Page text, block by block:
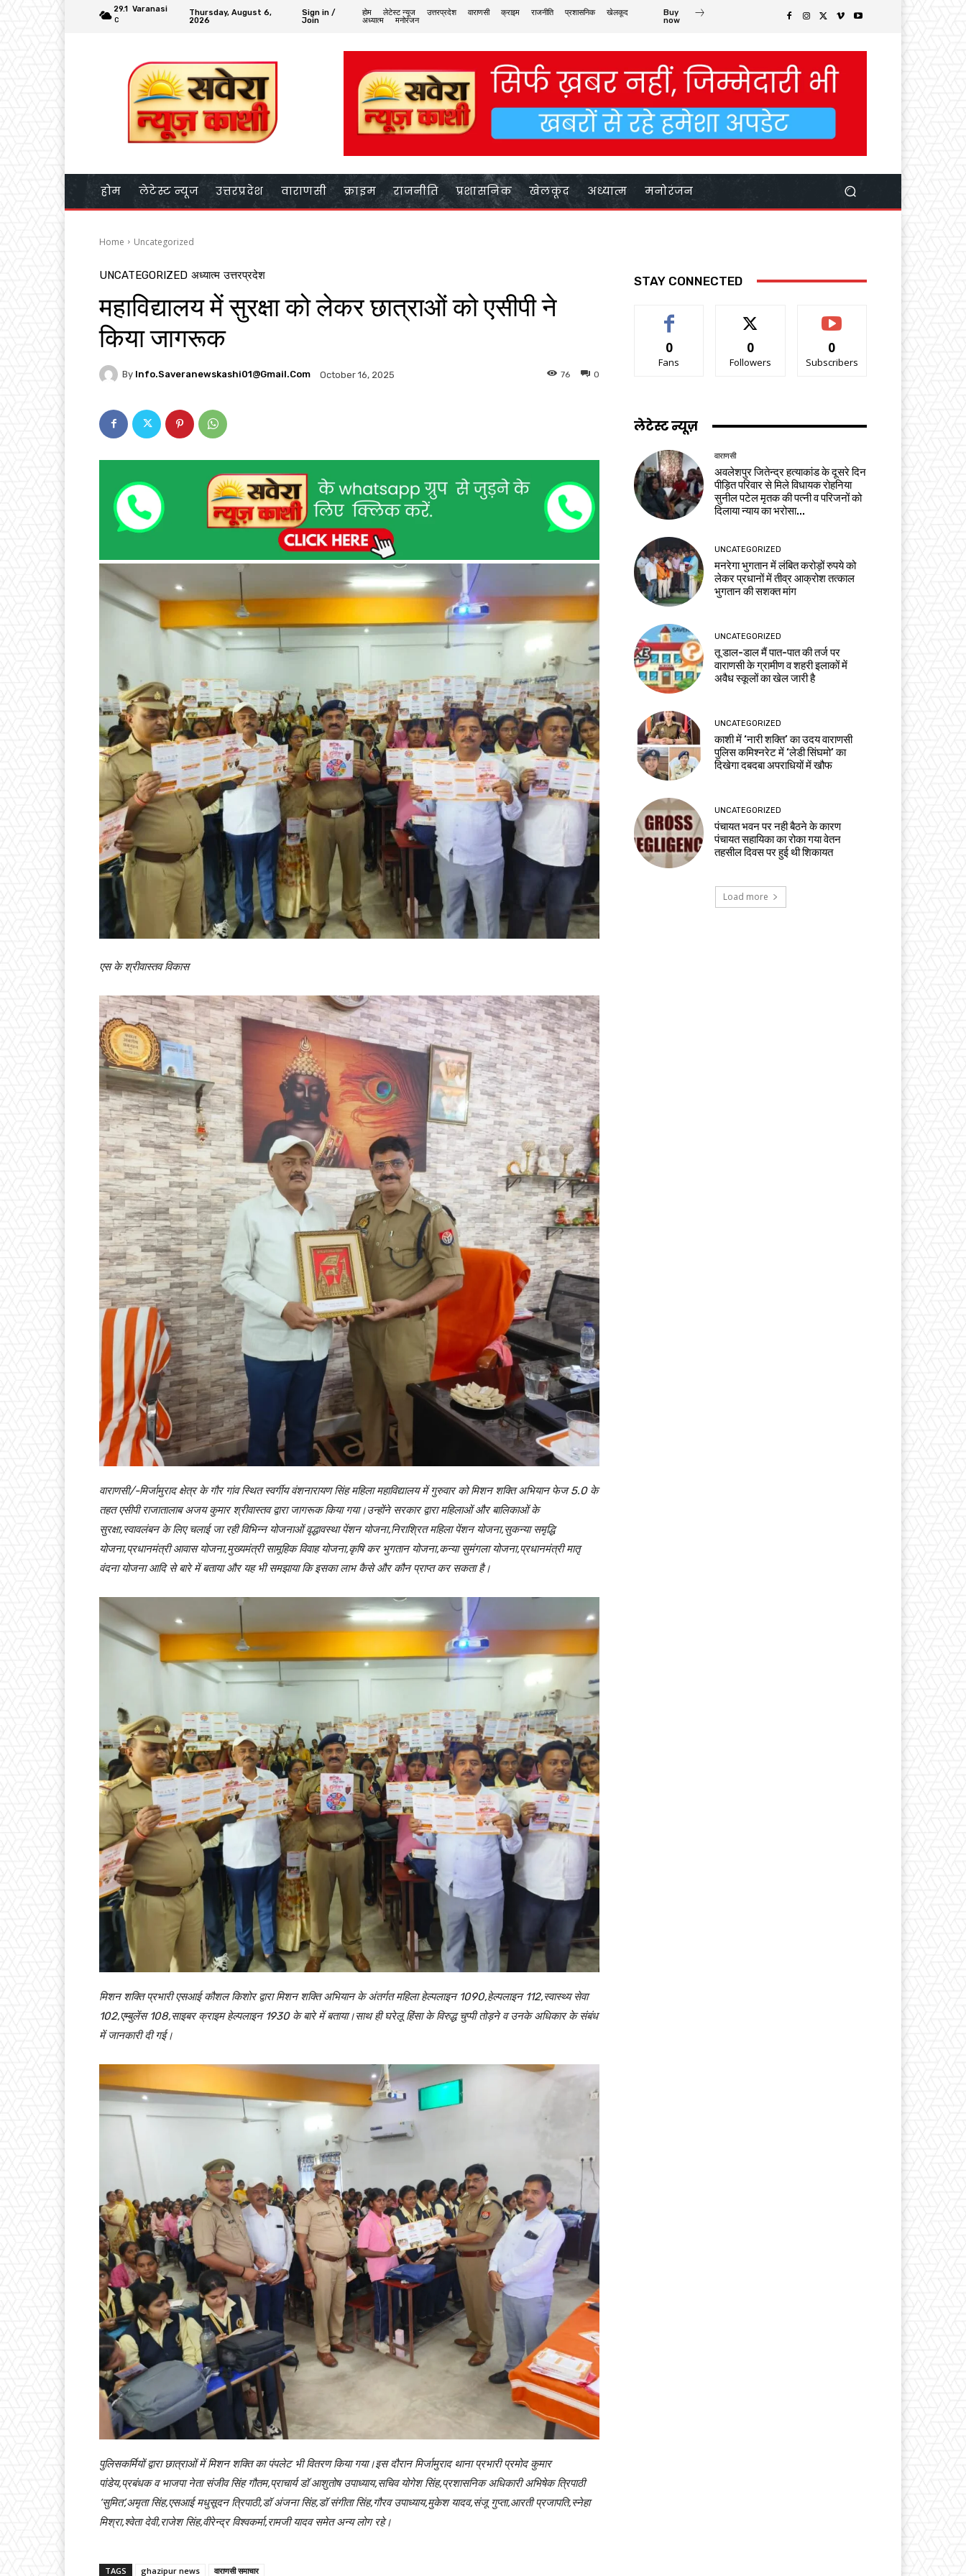
29.1
C
Varanasi
Thursday, August 6,
2026
Sign in /
Join
होम लेटेस्ट न्यूज उत्तरप्रदेश वाराणसी क्राइम राजनीति प्रशासनिक
खेलकूद
अध्यात्म
मनोरंजन
Buy
now
होम लेटेस्ट न्यूज उत्तरप्रदेश वाराणसी क्राइम राजनीति प्रशासनिक खेलकूद अध्यात्म मनोरंजन
Home Uncategorized
UNCATEGORIZED अध्यात्म उत्तरप्रदेश
महाविद्यालय में सुरक्षा को लेकर छात्राओं को एसीपी ने
किया जागरूक
By Info.saveranewskashi01@gmail.com October 16, 2025 0
76
एस के श्रीवास्तव विकास
वाराणसी/-मिर्जामुराद क्षेत्र के गौर गांव स्थित स्वर्गीय वंशनारायण सिंह महिला महाविद्यालय में गुरुवार को मिशन शक्ति अभियान फेज 5.0 के
तहत एसीपी राजातालाब अजय कुमार श्रीवास्तव द्वारा जागरूक किया गया।उन्होंने सरकार द्वारा महिलाओं और बालिकाओं के
सुरक्षा,स्वावलंबन के लिए चलाई जा रही विभिन्न योजनाओं वृद्धावस्था पेंशन योजना,निराश्रित महिला पेंशन योजना,सुकन्या समृद्धि
योजना,प्रधानमंत्री आवास योजना,मुख्यमंत्री सामूहिक विवाह योजना,कृषि कर भुगतान योजना,कन्या सुमंगला योजना,प्रधानमंत्री मातृ
वंदना योजना आदि से बारे में बताया और यह भी समझाया कि इसका लाभ कैसे और कौन प्राप्त कर सकता है।
मिशन शक्ति प्रभारी एसआई कौशल किशोर द्वारा मिशन शक्ति अभियान के अंतर्गत महिला हेल्पलाइन 1090,हेल्पलाइन 112,स्वास्थ्य सेवा
102,एम्बुलेंस 108,साइबर क्राइम हेल्पलाइन 1930 के बारे में बताया।साथ ही घरेलू हिंसा के विरुद्ध चुप्पी तोड़ने व उनके अधिकार के संबंध
में जानकारी दी गई।
पुलिसकर्मियों द्वारा छात्राओं में मिशन शक्ति का पंपलेट भी वितरण किया गया।इस दौरान मिर्जामुराद थाना प्रभारी प्रमोद कुमार
पांडेय,प्रबंधक व भाजपा नेता संजीव सिंह गौतम,प्राचार्य डॉ आशुतोष उपाध्याय,सचिव योगेश सिंह,प्रशासनिक अधिकारी अभिषेक त्रिपाठी
‘सुमित’,अमृता सिंह,एसआई मधुसूदन त्रिपाठी,डॉ अंजना सिंह,डॉ संगीता सिंह,गौरव उपाध्याय,मुकेश यादव,संजू गुप्ता,आरती प्रजापति,स्नेहा
मिश्रा,श्वेता देवी,राजेश सिंह,वीरेन्द्र विश्वकर्मा,रामजी यादव समेत अन्य लोग रहे।
TAGS ghazipur news वाराणसी समाचार
STAY CONNECTED
0
Fans
0
Followers
0
Subscribers
लेटेस्ट न्यूज़
वाराणसी
अवलेशपुर जितेन्द्र हत्याकांड के दूसरे दिन
पीड़ित परिवार से मिले विधायक रोहनिया
सुनील पटेल मृतक की पत्नी व परिजनों को
दिलाया न्याय का भरोसा...
UNCATEGORIZED
मनरेगा भुगतान में लंबित करोड़ों रुपये को
लेकर प्रधानों में तीव्र आक्रोश तत्काल
भुगतान की सशक्त मांग
UNCATEGORIZED
तू डाल-डाल मैं पात-पात की तर्ज पर
वाराणसी के ग्रामीण व शहरी इलाकों में
अवैध स्कूलों का खेल जारी है
UNCATEGORIZED
काशी में ‘नारी शक्ति’ का उदय वाराणसी
पुलिस कमिश्नरेट में ‘लेडी सिंघमो’ का
दिखेगा दबदबा अपराधियों में खौफ
UNCATEGORIZED
पंचायत भवन पर नही बैठने के कारण
पंचायत सहायिका का रोका गया वेतन
तहसील दिवस पर हुई थी शिकायत
Load more